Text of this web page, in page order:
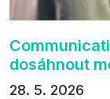
dosáhnout
28. 5. 2026